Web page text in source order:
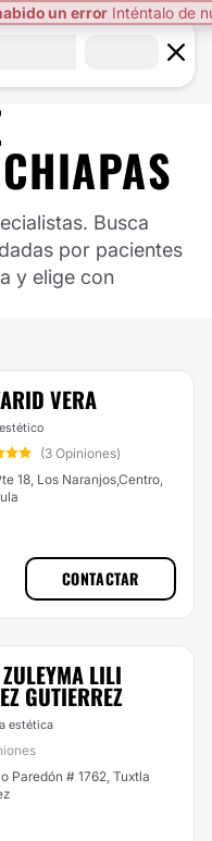
un error Inténtalo de
CHIAPAS
Busca
por pacientes
y elige con
VERA
(3 Opiniones)
18, Los Naranjos,Centro,
CONTACTAR
LILI
GUTIERREZ
estética
Paredón # 1762, Tuxtla